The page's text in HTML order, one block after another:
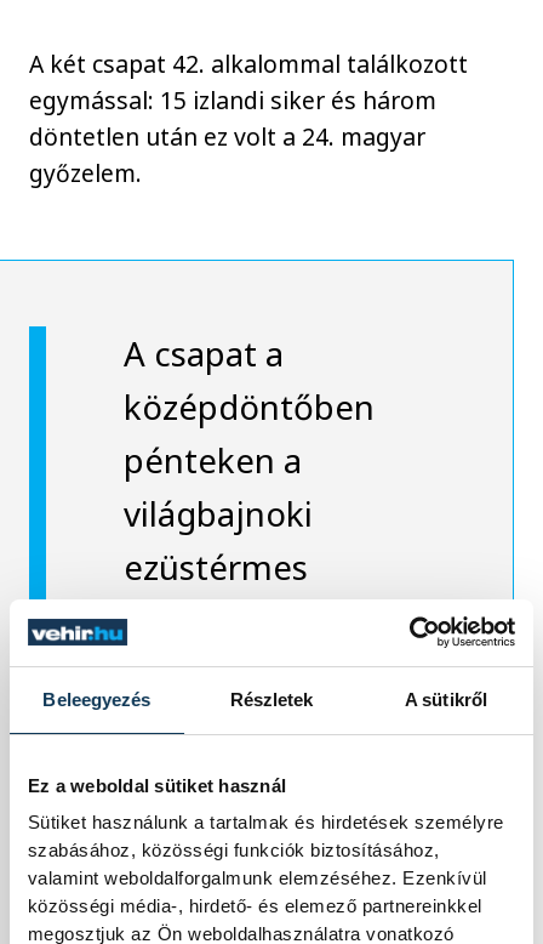
Beleegyezés Részletek A sütikről
Ez a weboldal sütiket használ
Sütiket használunk a tartalmak és hirdetések személyre
szabásához, közösségi funkciók biztosításához,
valamint weboldalforgalmunk elemzéséhez. Ezenkívül
közösségi média-, hirdető- és elemező partnereinkkel
megosztjuk az Ön weboldalhasználatra vonatkozó
A két csapat 42. alkalommal találkozott
egymással: 15 izlandi siker és három
döntetlen után ez volt a 24. magyar
győzelem.
A csapat a
középdöntőben
pénteken a
világbajnoki
ezüstérmes
Norvégiával,
vasárnap
Szlovéniával,
kedden a legutóbbi
kontinenstornán
ezüstérmes